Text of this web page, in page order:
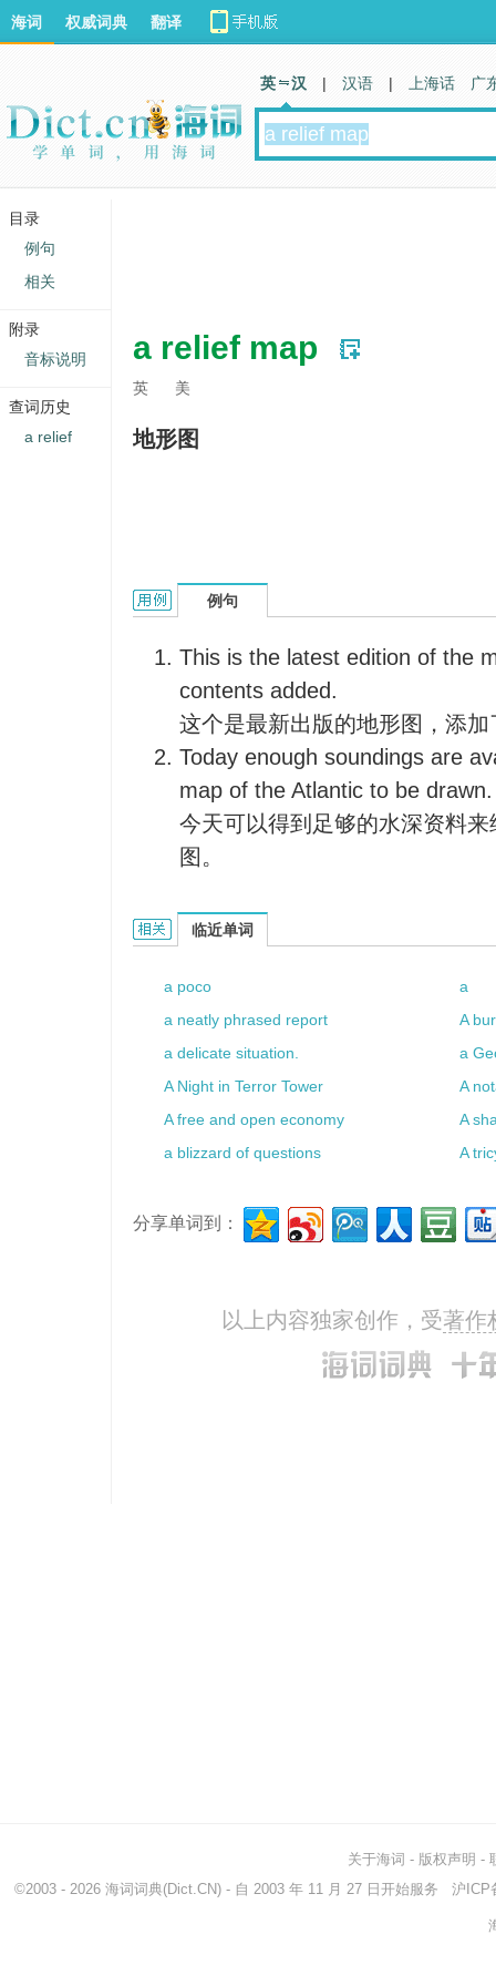
a relief map
英 美
地形图
a relief map的用法和样例：
例句
This is the latest edition of the
contents added.
这个是最新出版的地形图，添
Today enough soundings are
map of the Atlantic to be drawn.
今天可以得到足够的水深资料
图。
a relief map的相关资料：
临近单词
a poco
a
a neatly phrased report
A
a delicate situation.
a
A Night in Terror Tower
A
A free and open economy
A
a blizzard of questions
A
分享单词到：
以上内容独家创作，受著作
海词 权威词典 翻译
英 汉 | 汉语 | 上海话 广
关于海词 - 版权声明 -
©2003 - 2026 海词词典(Dict.CN) - 自 2003 年 11 月 27 日开始服务 沪ICP
目录
例句
相关
附录
音标说明
查词历史
a relief